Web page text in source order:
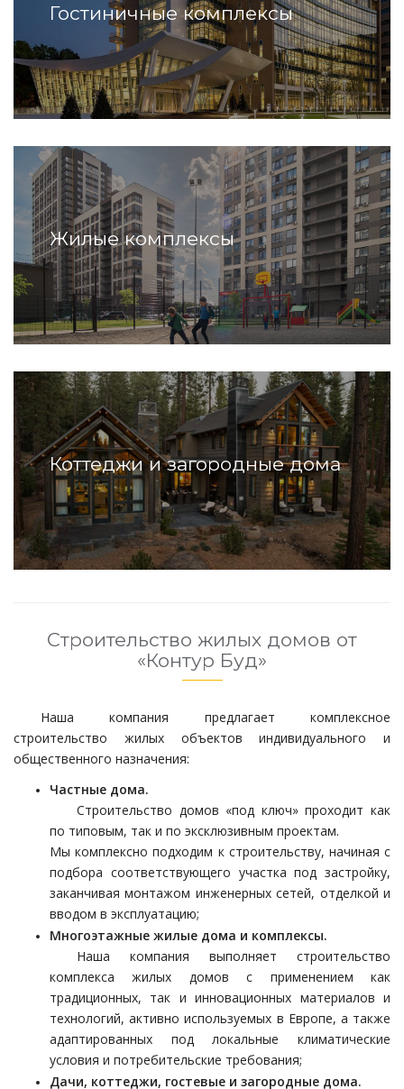
Гостиничные комплексы
Жилые комплексы
Коттеджи и загородные дома
Строительство жилых домов от
«Контур Буд»
Наша компания предлагает комплексное
строительство жилых объектов индивидуального и
общественного назначения:
Частные дома.
Строительство домов «под ключ» проходит как
по типовым, так и по эксклюзивным проектам.
Мы комплексно подходим к строительству, начиная с
подбора соответствующего участка под застройку,
заканчивая монтажом инженерных сетей, отделкой и
вводом в эксплуатацию;
Многоэтажные жилые дома и комплексы.
Наша компания выполняет строительство
комплекса жилых домов с применением как
традиционных, так и инновационных материалов и
технологий, активно используемых в Европе, а также
адаптированных под локальные климатические
условия и потребительские требования;
Дачи, коттеджи, гостевые и загородные дома.